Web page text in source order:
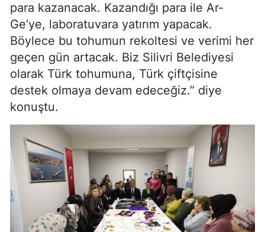
para kazanacak. Kazandığı para ile Ar-
Ge’ye, laboratuvara yatırım yapacak.
Böylece bu tohumun rekoltesi ve verimi her
geçen gün artacak. Biz Silivri Belediyesi
olarak Türk tohumuna, Türk çiftçisine
destek olmaya devam edeceğiz.” diye
konuştu.